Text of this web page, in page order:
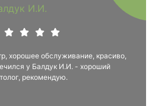
И.И.
хорошее обслуживание, красиво,
у Балдук И.И. - хороший
рекомендую.